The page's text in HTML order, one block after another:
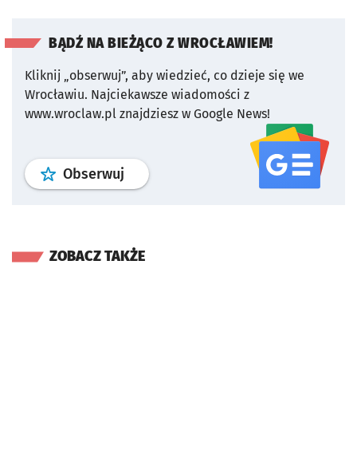
BĄDŹ NA BIEŻĄCO Z WROCŁAWIEM!
Kliknij „obserwuj”, aby wiedzieć, co dzieje się we
Wrocławiu. Najciekawsze wiadomości z
www.wroclaw.pl znajdziesz w Google News!
Obserwuj profil serwisu
ZOBACZ TAKŻE